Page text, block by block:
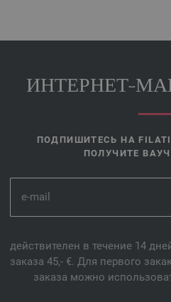
ИНТЕРНЕТ-
ПОДПИШИТЕСЬ НА
ПОЛУЧИТЕ
действителен в течение 14
заказа 45,- €. Для первого
заказа можно